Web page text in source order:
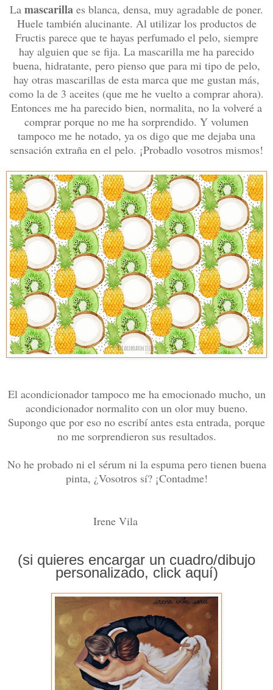
La mascarilla es blanca, densa, muy agradable de poner.
Huele también alucinante. Al utilizar los productos de
Fructis parece que te hayas perfumado el pelo, siempre
hay alguien que se fija. La mascarilla me ha parecido
buena, hidratante, pero pienso que para mi tipo de pelo,
hay otras mascarillas de esta marca que me gustan más,
como la de 3 aceites (que me he vuelto a comprar ahora).
Entonces me ha parecido bien, normalita, no la volveré a
comprar porque no me ha sorprendido. Y volumen
tampoco me he notado, ya os digo que me dejaba una
sensación extraña en el pelo. ¡Probadlo vosotros mismos!
El acondicionador tampoco me ha emocionado mucho, un
acondicionador normalito con un olor muy bueno.
Supongo que por eso no escribí antes esta entrada, porque
no me sorprendieron sus resultados.
No he probado ni el sérum ni la espuma pero tienen buena
pinta, ¿Vosotros sí? ¡Contadme!
Irene Vila
(si quieres encargar un cuadro/dibujo
personalizado, click aquí)